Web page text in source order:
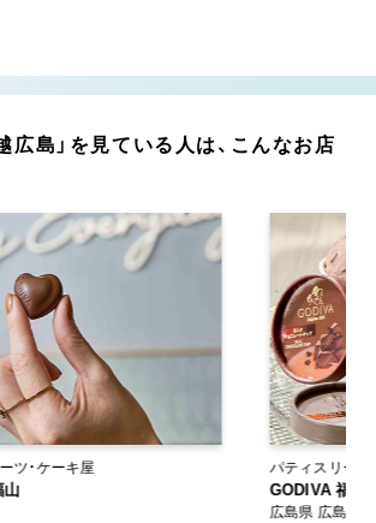
広島」を見ている人は、こんなお店
ツ・ケーキ屋
山
パティスリー・
GODIVA 福屋
広島県 広島市